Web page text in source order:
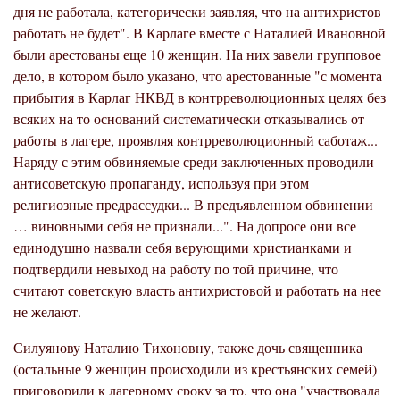
дня не работала, категорически заявляя, что на антихристов
работать не будет". В Карлаге вместе с Наталией Ивановной
были арестованы еще 10 женщин. На них завели групповое
дело, в котором было указано, что арестованные "с момента
прибытия в Карлаг НКВД в контрреволюционных целях без
всяких на то оснований систематически отказывались от
работы в лагере, проявляя контрреволюционный саботаж...
Наряду с этим обвиняемые среди заключенных проводили
антисоветскую пропаганду, используя при этом
религиозные предрассудки... В предъявленном обвинении
… виновными себя не признали...". На допросе они все
единодушно назвали себя верующими христианками и
подтвердили невыход на работу по той причине, что
считают советскую власть антихристовой и работать на нее
не желают.
Силуянову Наталию Тихоновну, также дочь священника
(остальные 9 женщин происходили из крестьянских семей)
приговорили к лагерному сроку за то, что она "участвовала